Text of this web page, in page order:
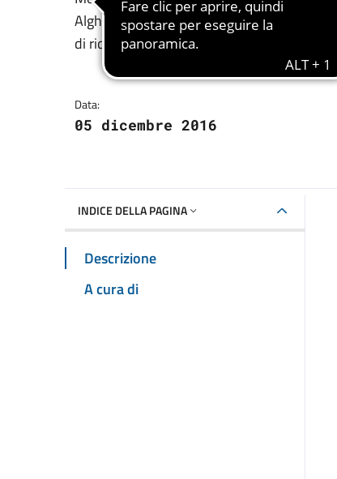
Alghero, dalle 8.00 alle 18.00 circa. La
di riqualificazione della rete idrica
Data:
05 dicembre 2016
INDICE DELLA PAGINA
Descrizione
A cura di